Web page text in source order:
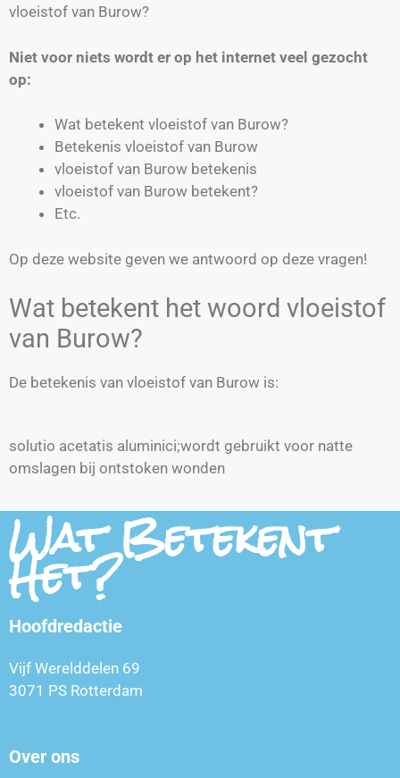
vloeistof van Burow?
Niet voor niets wordt er op het internet veel gezocht
op:
Wat betekent vloeistof van Burow?
Betekenis vloeistof van Burow
vloeistof van Burow betekenis
vloeistof van Burow betekent?
Etc.
Op deze website geven we antwoord op deze vragen!
Wat betekent het woord vloeistof
van Burow?
De betekenis van vloeistof van Burow is:
solutio acetatis aluminici;wordt gebruikt voor natte
omslagen bij ontstoken wonden
Wat Betekent
Het?
Hoofdredactie
Vijf Werelddelen 69
3071 PS Rotterdam
Over ons